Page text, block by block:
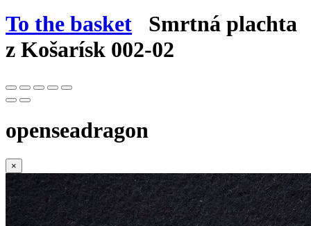
To the basket Smrtná plachta
z Košarísk 002-02
openseadragon
×